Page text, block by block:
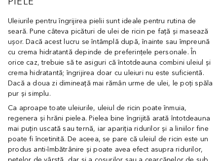
Uleiurile pentru îngrijirea pielii sunt ideale pentru rutina de
seară. Pune câteva picături de ulei de ricin pe față și masează
ușor. Dacă acest lucru se întâmplă după, înainte sau împreună
cu crema hidratantă depinde de preferințele personale. În
orice caz, trebuie să te asiguri că întotdeauna combini uleiul și
crema hidratantă; îngrijirea doar cu uleiuri nu este suficientă.
Dacă a doua zi dimineață mai rămân urme de ulei, le poți spăla
pur și simplu.
Ca aproape toate uleiurile, uleiul de ricin poate înmuia,
regenera și hrăni pielea. Pielea bine îngrijită arată întotdeauna
mai puțin uscată sau ternă, iar apariția ridurilor și a liniilor fine
poate fi încetinită. De aceea, se pare că uleiul de ricin este un
produs anti-îmbătrânire și poate avea efect asupra ridurilor,